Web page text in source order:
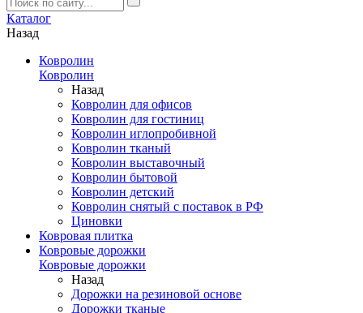
Каталог
Назад
Ковролин
Ковролин
Назад
Ковролин для офисов
Ковролин для гостиниц
Ковролин иглопробивной
Ковролин тканый
Ковролин выставочный
Ковролин бытовой
Ковролин детский
Ковролин снятый с поставок в РФ
Циновки
Ковровая плитка
Ковровые дорожки
Ковровые дорожки
Назад
Дорожки на резиновой основе
Дорожки тканые